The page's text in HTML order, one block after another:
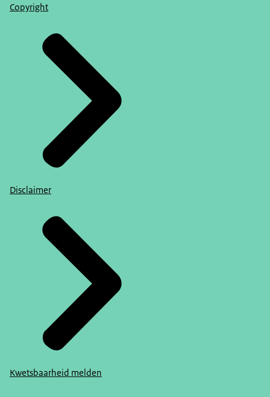
Copyright
Disclaimer
Kwetsbaarheid melden